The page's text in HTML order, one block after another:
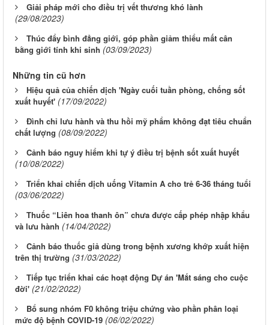
Giải pháp mới cho điều trị vết thương khó lành
(29/08/2023)
Thúc đẩy bình đẳng giới, góp phần giảm thiểu mất cân
bằng giới tính khi sinh (03/09/2023)
Những tin cũ hơn
Hiệu quả của chiến dịch 'Ngày cuối tuần phòng, chống sốt
xuất huyết' (17/09/2022)
Đình chỉ lưu hành và thu hồi mỹ phẩm không đạt tiêu chuẩn
chất lượng (08/09/2022)
Cảnh báo nguy hiểm khi tự ý điều trị bệnh sốt xuất huyết
(10/08/2022)
Triển khai chiến dịch uống Vitamin A cho trẻ 6-36 tháng tuổi
(03/06/2022)
Thuốc “Liên hoa thanh ôn” chưa được cấp phép nhập khẩu
và lưu hành (14/04/2022)
Cảnh báo thuốc giả dùng trong bệnh xương khớp xuất hiện
trên thị trường (31/03/2022)
Tiếp tục triển khai các hoạt động Dự án 'Mắt sáng cho cuộc
đời' (21/02/2022)
Bổ sung nhóm F0 không triệu chứng vào phần phân loại
mức độ bệnh COVID-19 (06/02/2022)